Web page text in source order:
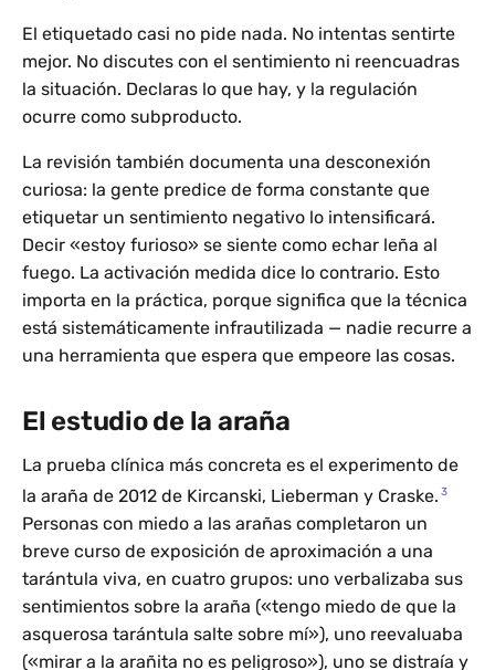
El etiquetado casi no pide nada. No intentas sentirte
mejor. No discutes con el sentimiento ni reencuadras
la situación. Declaras lo que hay, y la regulación
ocurre como subproducto.
La revisión también documenta una desconexión
curiosa: la gente predice de forma constante que
etiquetar un sentimiento negativo lo intensificará.
Decir «estoy furioso» se siente como echar leña al
fuego. La activación medida dice lo contrario. Esto
importa en la práctica, porque significa que la técnica
está sistemáticamente infrautilizada — nadie recurre a
una herramienta que espera que empeore las cosas.
El estudio de la araña
La prueba clínica más concreta es el experimento de
la araña de 2012 de Kircanski, Lieberman y Craske. 3
Personas con miedo a las arañas completaron un
breve curso de exposición de aproximación a una
tarántula viva, en cuatro grupos: uno verbalizaba sus
sentimientos sobre la araña («tengo miedo de que la
asquerosa tarántula salte sobre mí»), uno reevaluaba
(«mirar a la arañita no es peligroso»), uno se distraía y